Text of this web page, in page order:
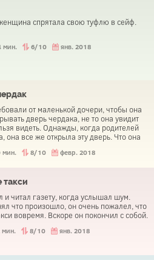
спрятала свою туфлю в сейф.
мин. 6/10 янв. 2018
от маленькой дочери, чтобы она
дверь чердака, не то она увидит
видеть. Однажды, когда родителей
она все же открыла эту дверь. Что она
мин. 8/10 февр. 2018
такси
и читал газету, когда услышал шум.
что произошло, он очень пожалел, что
вовремя. Вскоре он покончил с собой.
мин. 8/10 янв. 2018